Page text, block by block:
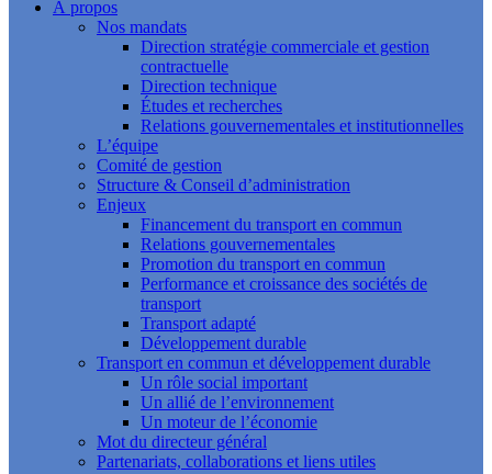
À propos
Nos mandats
Direction stratégie commerciale et gestion
contractuelle
Direction technique
Études et recherches
Relations gouvernementales et institutionnelles
L’équipe
Comité de gestion
Structure & Conseil d’administration
Enjeux
Financement du transport en commun
Relations gouvernementales
Promotion du transport en commun
Performance et croissance des sociétés de
transport
Transport adapté
Développement durable
Transport en commun et développement durable
Un rôle social important
Un allié de l’environnement
Un moteur de l’économie
Mot du directeur général
Partenariats, collaborations et liens utiles